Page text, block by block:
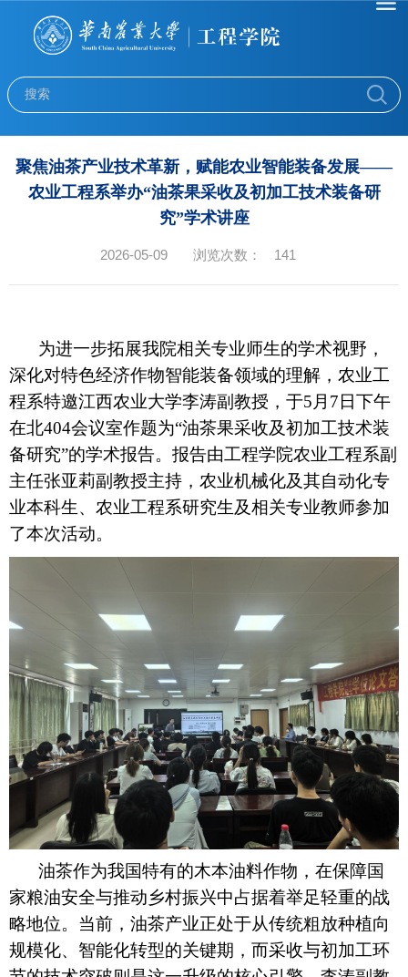
聚焦油茶产业技术革新，赋能农业智能装备发展——
农业工程系举办“油茶果采收及初加工技术装备研
究”学术讲座
2026-05-09 浏览次数： 141
为进一步拓展我院相关专业师生的学术视野，
深化对特色经济作物智能装备领域的理解，农业工
程系特邀江西农业大学李涛副教授，于5月7日下午
在北404会议室作题为“油茶果采收及初加工技术装
备研究”的学术报告。报告由工程学院农业工程系副
主任张亚莉副教授主持，农业机械化及其自动化专
业本科生、农业工程系研究生及相关专业教师参加
了本次活动。
油茶作为我国特有的木本油料作物，在保障国
家粮油安全与推动乡村振兴中占据着举足轻重的战
略地位。当前，油茶产业正处于从传统粗放种植向
规模化、智能化转型的关键期，而采收与初加工环